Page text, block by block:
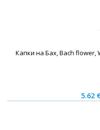
Капки на Бах, Bach flower,
5.62